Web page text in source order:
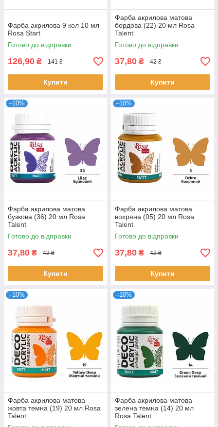
Фарба акрилова 9 кол 10 мл
Rosa Start
Готово до відправки
126,90 ₴ 141 ₴
Купити
Фарба акрилова матова
бордова (22) 20 мл Rosa
Talent
Готово до відправки
37,80 ₴ 42 ₴
Купити
–10%
Фарба акрилова матова
бузкова (36) 20 мл Rosa
Talent
Готово до відправки
37,80 ₴ 42 ₴
Купити
–10%
Фарба акрилова матова
вохряна (05) 20 мл Rosa
Talent
Готово до відправки
37,80 ₴ 42 ₴
Купити
–10%
Фарба акрилова матова
жовта темна (19) 20 мл Rosa
Talent
–10%
Фарба акрилова матова
зелена темна (14) 20 мл
Rosa Talent